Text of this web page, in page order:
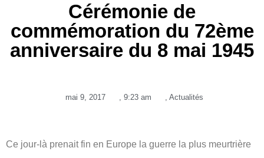
Cérémonie de
commémoration du 72ème
anniversaire du 8 mai 1945
mai 9, 2017 , 9:23 am , Actualités
Ce jour-là prenait fin en Europe la guerre la plus meurtrière